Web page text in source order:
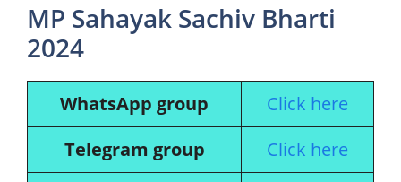
MP Sahayak Sachiv Bharti
2024
WhatsApp group
Click here
Telegram group
Click here